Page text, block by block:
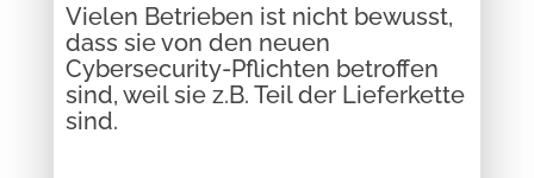
Vielen Betrieben ist nicht bewusst,
dass sie von den neuen
Cybersecurity-Pflichten betroffen
sind, weil sie z.B. Teil der Lieferkette
sind.